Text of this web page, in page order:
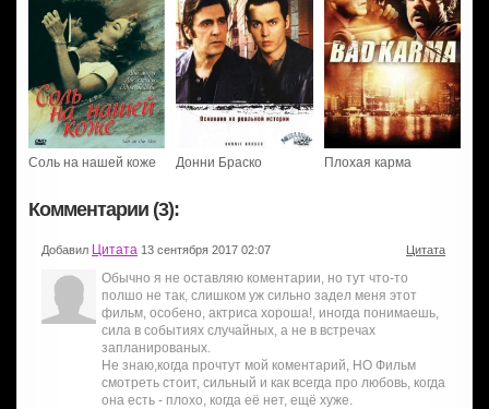
Соль на нашей коже Донни Браско Плохая карма
Комментарии (3):
Добавил Цитата 13 сентября 2017 02:07 Цитата
Обычно я не оставляю коментарии, но тут что-то
полшо не так, слишком уж сильно задел меня этот
фильм, особено, актриса хороша!, иногда понимаешь,
сила в событиях случайных, а не в встречах
запланированых.
Не знаю,когда прочтут мой коментарий, НО Фильм
смотреть стоит, сильный и как всегда про любовь, когда
она есть - плохо, когда её нет, ещё хуже.